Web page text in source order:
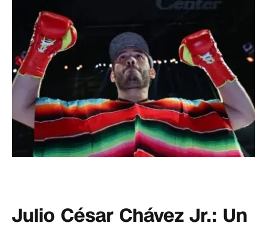
Julio César Chávez Jr.: Un